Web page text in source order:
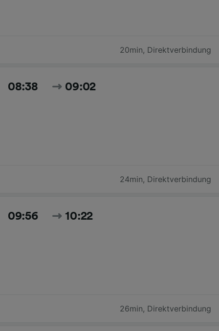
20min, Direktverbindung
08:38 09:02
24min, Direktverbindung
09:56 10:22
26min, Direktverbindung